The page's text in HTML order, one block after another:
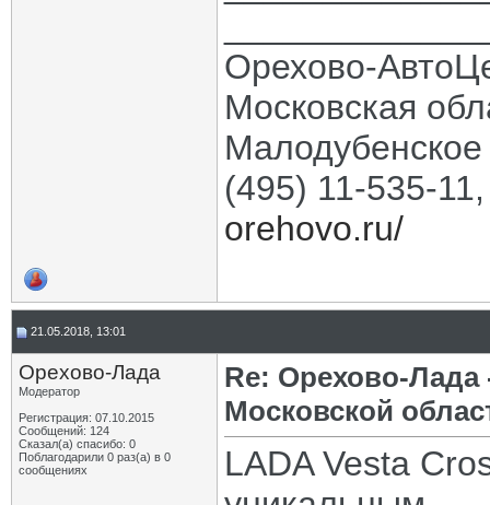
Орехово-
Московская
(495) 11-535-
orehovo.ru/
21.05.2018, 13:01
Орехово-Лада
Модератор
Регистрация: 07.10.2015
Сообщений: 124
Сказал(а) спасибо: 0
Поблагодарили 0 раз(а) в 0
сообщениях
Re: Орехово-
Московской
LADA Vesta